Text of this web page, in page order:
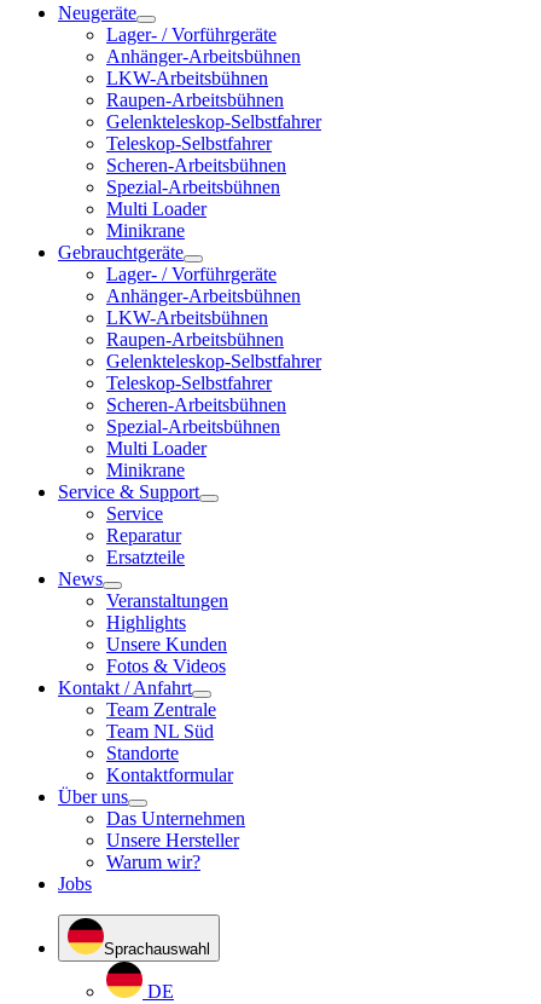
Neugeräte
Lager- / Vorführgeräte
Anhänger-Arbeitsbühnen
LKW-Arbeitsbühnen
Raupen-Arbeitsbühnen
Gelenkteleskop-Selbstfahrer
Teleskop-Selbstfahrer
Scheren-Arbeitsbühnen
Spezial-Arbeitsbühnen
Multi Loader
Minikrane
Gebrauchtgeräte
Lager- / Vorführgeräte
Anhänger-Arbeitsbühnen
LKW-Arbeitsbühnen
Raupen-Arbeitsbühnen
Gelenkteleskop-Selbstfahrer
Teleskop-Selbstfahrer
Scheren-Arbeitsbühnen
Spezial-Arbeitsbühnen
Multi Loader
Minikrane
Service & Support
Service
Reparatur
Ersatzteile
News
Veranstaltungen
Highlights
Unsere Kunden
Fotos & Videos
Kontakt / Anfahrt
Team Zentrale
Team NL Süd
Standorte
Kontaktformular
Über uns
Das Unternehmen
Unsere Hersteller
Warum wir?
Jobs
Sprachauswahl
DE